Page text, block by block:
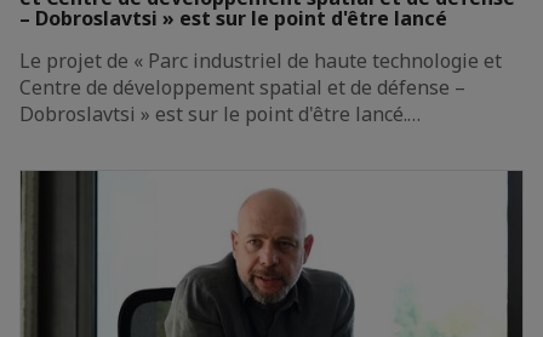
– Dobroslavtsi » est sur le point d'être lancé
Le projet de « Parc industriel de haute technologie et
Centre de développement spatial et de défense –
Dobroslavtsi » est sur le point d'être lancé.…